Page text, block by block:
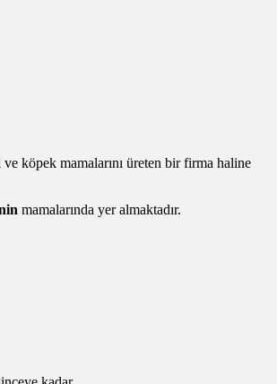
köpek mamalarını üreten bir firma haline
mamalarında yer almaktadır.